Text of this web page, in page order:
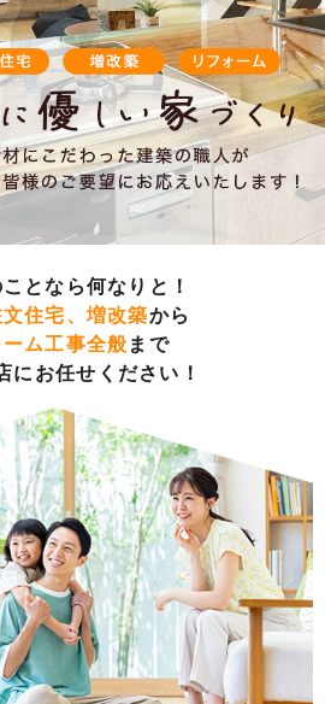
となら何なりと！
住宅、増改築から
ーム工事全般 まで
にお任せください！